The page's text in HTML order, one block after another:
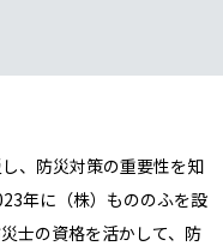
、防災対策の重要性を知
年に（株）もののふを設
士の資格を活かして、防